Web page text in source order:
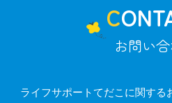
お問い
ライフサポートてだこに関する